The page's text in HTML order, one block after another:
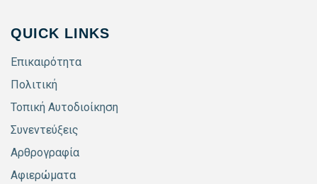
QUICK LINKS
Επικαιρότητα
Πολιτική
Τοπική Αυτοδιοίκηση
Συνεντεύξεις
Αρθρογραφία
Αφιερώματα